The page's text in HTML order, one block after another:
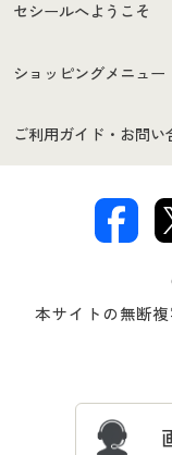
セシールへようこそ
はじめての方へ
セシールご利用規約
著作権・商標について
ショッピングメニュー
商品カテゴリ
プレゼント＆キャンペ
ご利用ガイド・お問い
交換・返品は
ついて
本サイトの無断